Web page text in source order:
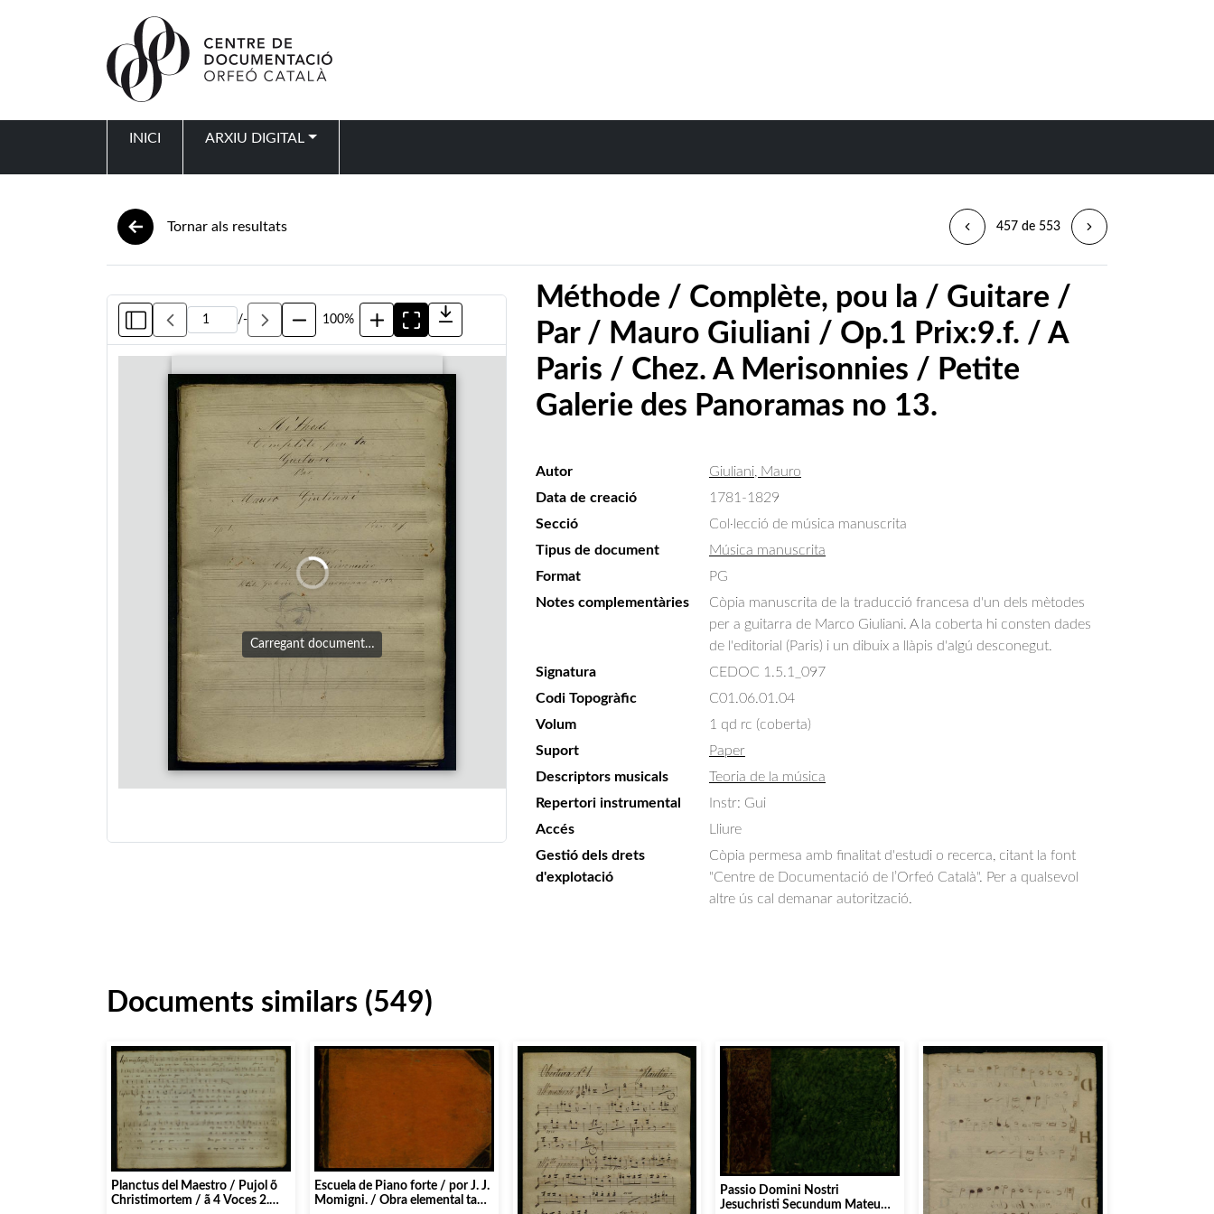
INICI ARXIU DIGITAL
Tornar als resultats 457 de 553
/- 100%
Carregant document…
Méthode / Complète, pou la / Guitare /
Par / Mauro Giuliani / Op.1 Prix:9.f. / A
Paris / Chez. A Merisonnies / Petite
Galerie des Panoramas no 13.
Autor
Giuliani, Mauro
Data de creació
1781-1829
Secció
Col·lecció de música manuscrita
Tipus de document
Música manuscrita
Format
PG
Notes complementàries
Còpia manuscrita de la traducció francesa d'un dels mètodes
per a guitarra de Marco Giuliani. A la coberta hi consten dades
de l'editorial (Paris) i un dibuix a llàpis d'algú desconegut.
Signatura
CEDOC 1.5.1_097
Codi Topogràfic
C01.06.01.04
Volum
1 qd rc (coberta)
Suport
Paper
Descriptors musicals
Teoria de la música
Repertori instrumental
Instr: Gui
Accés
Lliure
Gestió dels drets
d'explotació
Còpia permesa amb finalitat d'estudi o recerca, citant la font
"Centre de Documentació de l’Orfeó Català". Per a qualsevol
altre ús cal demanar autorització.
Documents similars (549)
Planctus del Maestro / Pujol õ
Christimortem / ã 4 Voces 2.
Escuela de Piano forte / por J. J.
Momigni. / Obra elemental tan
Passio Domini Nostri
Jesuchristi Secundum Mateum